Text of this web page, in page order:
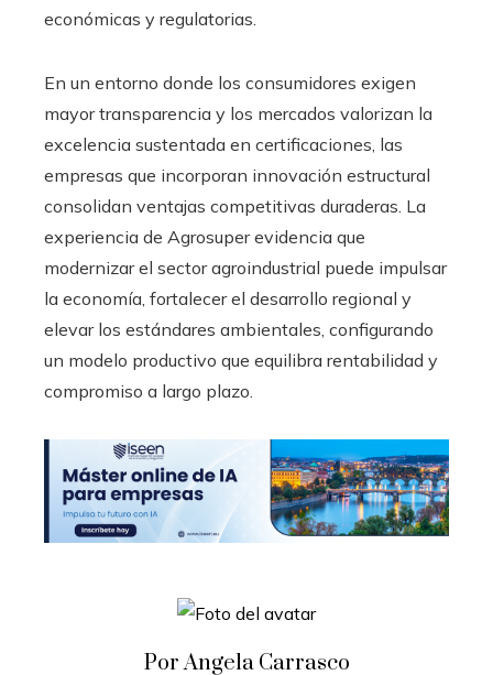
económicas y regulatorias.
En un entorno donde los consumidores exigen
mayor transparencia y los mercados valorizan la
excelencia sustentada en certificaciones, las
empresas que incorporan innovación estructural
consolidan ventajas competitivas duraderas. La
experiencia de Agrosuper evidencia que
modernizar el sector agroindustrial puede impulsar
la economía, fortalecer el desarrollo regional y
elevar los estándares ambientales, configurando
un modelo productivo que equilibra rentabilidad y
compromiso a largo plazo.
Por Angela Carrasco